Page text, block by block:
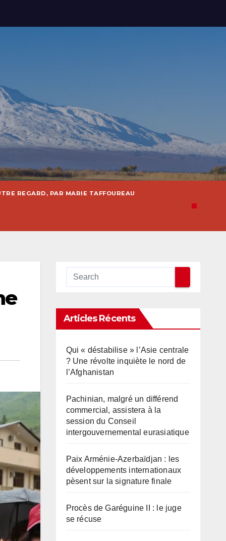
REGARD, PAR MARIE TAFFOUREAU
Articles Récents
Qui « déstabilise » l’Asie centrale
? Une révolte inquiète le nord de
l’Afghanistan
Pachinian, malgré un différend
commercial, assistera à la
session du Conseil
intergouvernemental eurasiatique
Paix Arménie-Azerbaïdjan : les
développements internationaux
pèsent sur la signature finale
Procès de Garéguine II : le juge
se récuse